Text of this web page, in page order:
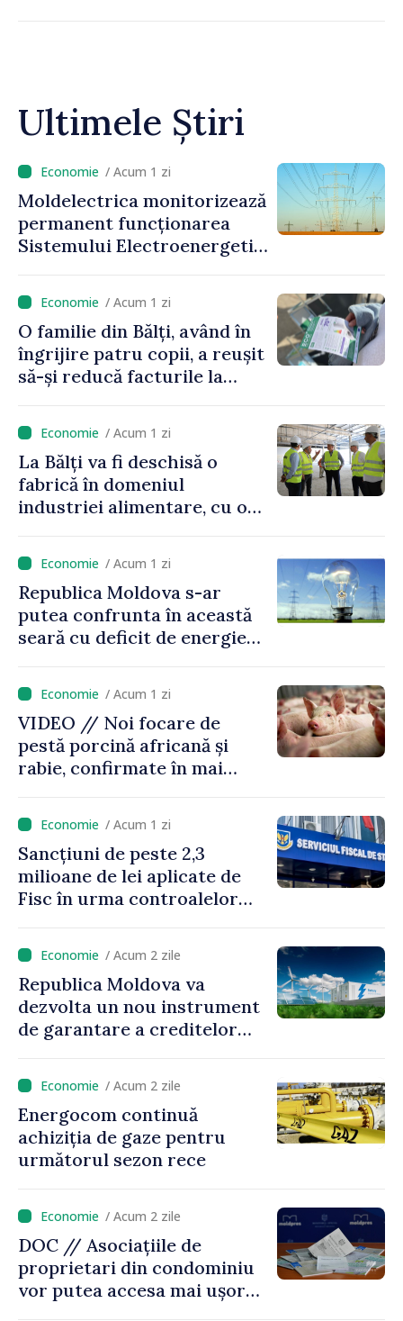
Ultimele Știri
/ Acum 1 zi
Moldelectrica monitorizează
permanent funcționarea
Sistemului Electroenergetic
deficitului estimat de
energie
/ Acum 1 zi
O familie din Bălți, având în
îngrijire patru copii, a reușit
să-și reducă facturile la
de Programul EcoVoucher
/ Acum 1 zi
La Bălți va fi deschisă o
fabrică în domeniul
industriei alimentare, cu o
lei
/ Acum 1 zi
Republica Moldova s-ar
putea confrunta în această
seară cu deficit de energie
regiune. Autoritățile
îndeamnă cetățenii să
economisească
electricitatea
/ Acum 1 zi
VIDEO // Noi focare de
pestă porcină africană și
rabie, confirmate în mai
/ Acum 1 zi
Sancțiuni de peste 2,3
milioane de lei aplicate de
Fisc în urma controalelor
/ Acum 2 zile
Republica Moldova va
dezvolta un nou instrument
de garantare a creditelor
de stocare a energiei
/ Acum 2 zile
Energocom continuă
achiziția de gaze pentru
următorul sezon rece
/ Acum 2 zile
DOC // Asociațiile de
proprietari din condominiu
vor putea accesa mai ușor